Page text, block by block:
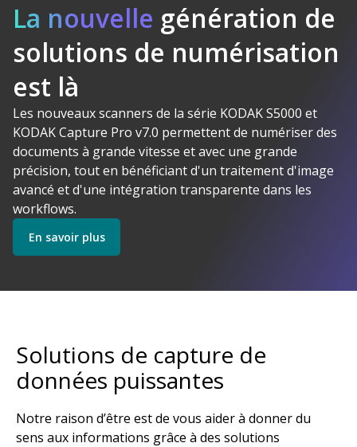
La nouvelle génération de
solutions de numérisation
est là
Les nouveaux scanners de la série KODAK S5000 et
KODAK Capture Pro v7.0 permettent de numériser des
documents à grande vitesse et avec une grande
précision, tout en bénéficiant d'un traitement d'image
avancé et d'une intégration transparente dans les
workflows.
En savoir plus
Logiciel
Commencer
Makes Sense
Découvrez nos Logiciels
Découvrez nos Scanners
Découvrez nos Services
Solutions de capture de
données puissantes
Notre raison d’être est de vous aider à donner du
sens aux informations grâce à des solutions